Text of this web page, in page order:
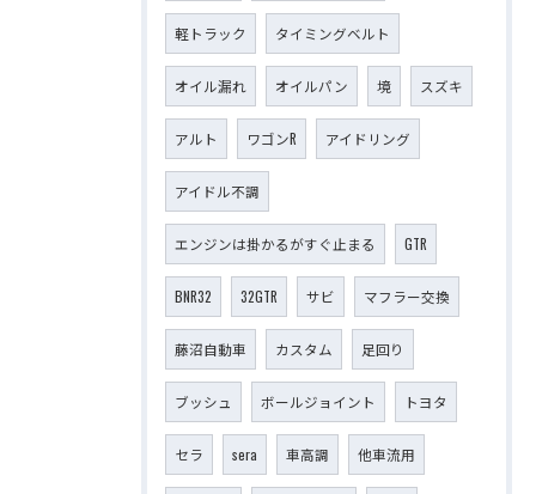
軽トラック タイミングベルト
オイル漏れ オイルパン 境 スズキ
アルト ワゴンR アイドリング
アイドル不調
エンジンは掛かるがすぐ止まる GTR
BNR32 32GTR サビ マフラー交換
藤沼自動車 カスタム 足回り
ブッシュ ボールジョイント トヨタ
セラ sera 車高調 他車流用